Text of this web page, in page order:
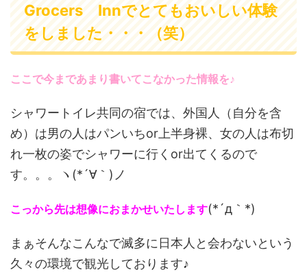
Grocers Innでとてもおいしい体験
をしました・・・（笑）
ここで今まであまり書いてこなかった情報を♪
シャワートイレ共同の宿では、外国人（自分を含
め）は男の人はパンいちor上半身裸、女の人は布切
れ一枚の姿でシャワーに行くor出てくるので
す。。。ヽ(*´∀｀)ノ
こっから先は想像におまかせいたします(*´д｀*)
まぁそんなこんなで滅多に日本人と会わないという
久々の環境で観光しております♪